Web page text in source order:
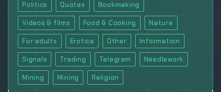
Politics Quotes Bookmaking
Videos & films Food & Cooking Nature
For adults Erotica Other Information
Signals Trading Telegram Needlework
Mining Mining Religion